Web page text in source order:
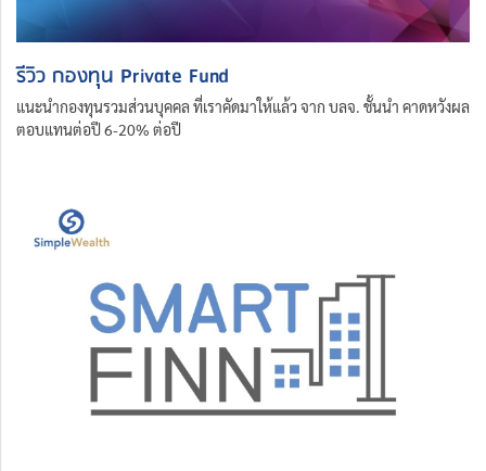
รีวิว กองทุน Private Fund
แนะนำกองทุนรวมส่วนบุคคล ที่เราคัดมาให้แล้ว จาก บลจ. ชั้นนำ คาดหวังผล
ตอบแทนต่อปี 6-20% ต่อปี